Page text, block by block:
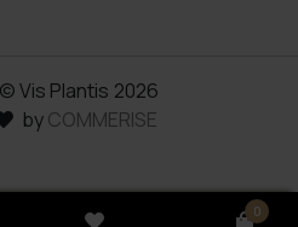
0
Vis Plantis 2026
byCOMMERISE